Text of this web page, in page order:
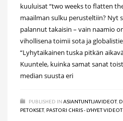
kuuluisat “two weeks to flatten
maailman sulku perusteltiin? Nyt
palannut takaisin – vain naamio
vihollisena toimii sota ja
“Lyhytaikainen tuska pitkän
Kuuntele, kuinka samat sanat
median suusta eri
PUBLISHED IN ASIANTUNTIJAVIDEOT,
PETOKSET, PASTORI CHRIS - LYHYET VIDEOT